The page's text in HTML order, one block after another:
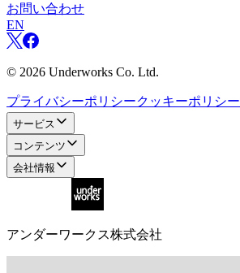
お問い合わせ
EN
© 2026 Underworks Co. Ltd.
プライバシーポリシークッキーポリシー
サービス
コンテンツ
会社情報
アンダーワークス株式会社